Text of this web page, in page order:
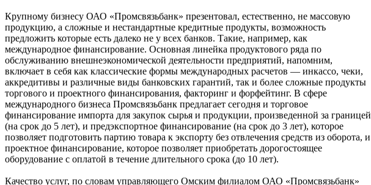
Крупному бизнесу ОАО «Промсвязьбанк» презентовал, естественно, не массовую
продукцию, а сложные и нестандартные кредитные продукты, возможность
предложить которые есть далеко не у всех банков. Такие, например, как
международное финансирование. Основная линейка продуктового ряда по
обслуживанию внешнеэкономической деятельности предприятий, напомним,
включает в себя как классические формы международных расчетов — инкассо, чеки,
аккредитивы и различные виды банковских гарантий, так и более сложные продукты
торгового и проектного финансирования, факторинг и форфейтинг. В сфере
международного бизнеса Промсвязьбанк предлагает сегодня и торговое
финансирование импорта для закупок сырья и продукции, произведенной за границей
(на срок до 5 лет), и предэкспортное финансирование (на срок до 3 лет), которое
позволяет подготовить партию товара к экспорту без отвлечения средств из оборота, и
проектное финансирование, которое позволяет приобретать дорогостоящее
оборудование с оплатой в течение длительного срока (до 10 лет).
Качество услуг, по словам управляющего Омским филиалом ОАО «Промсвязьбанк»